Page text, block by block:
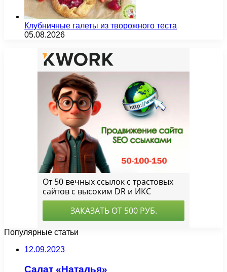
Клубничные галеты из творожного теста
05.08.2026
Популярные статьи
12.09.2023
Салат «Наталья»